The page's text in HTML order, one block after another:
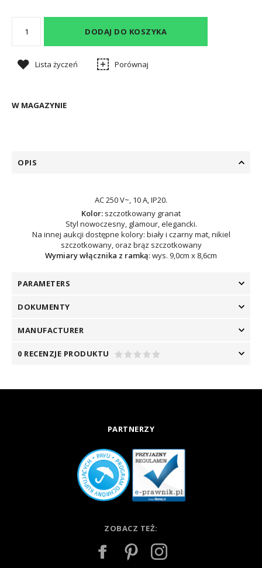
DODAJ DO KOSZYKA
Lista życzeń Porównaj
W MAGAZYNIE
OPIS
AC 250 V~, 10 A, IP20.
Kolor: szczotkowany granat
Styl nowoczesny, glamour, elegancki.
Na innej aukcji dostępne kolory: biały i czarny mat, nikiel
szczotkowany, oraz brąz szczotkowany
Wymiary włącznika z ramką: wys. 9,0cm x 8,6cm
PARAMETERS
DOKUMENTY
MANUFACTURER
0 RECENZJE PRODUKTU
PARTNERZY
ZOBACZ TEŻ: